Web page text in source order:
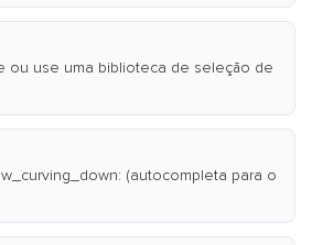
ou use uma biblioteca de seleção de
(autocompleta para o